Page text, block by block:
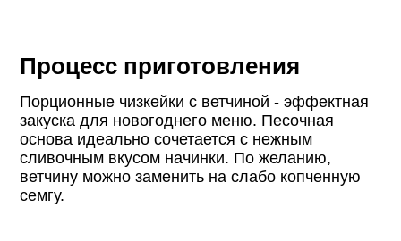
Процесс приготовления
Порционные чизкейки с ветчиной - эффектная
закуска для новогоднего меню. Песочная
основа идеально сочетается с нежным
сливочным вкусом начинки. По желанию,
ветчину можно заменить на слабо копченную
семгу.